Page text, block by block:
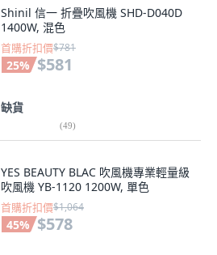
Shinil 信一 折疊吹風機 SHD-D040D
1400W, 混色
首購折扣價$781
25% $581
缺貨
(49)
YES BEAUTY BLAC 吹風機專業輕量級
吹風機 YB-1120 1200W, 單色
首購折扣價$1,064
45% $578